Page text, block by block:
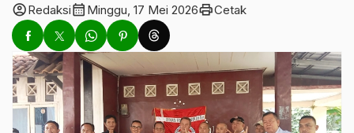
account_circleRedaksicalendar_month Minggu, 17 Mei 2026printCetak